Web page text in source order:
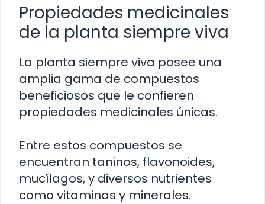
Propiedades medicinales
de la planta siempre viva
La planta siempre viva posee una
amplia gama de compuestos
beneficiosos que le confieren
propiedades medicinales únicas.
Entre estos compuestos se
encuentran taninos, flavonoides,
mucílagos, y diversos nutrientes
como vitaminas y minerales.